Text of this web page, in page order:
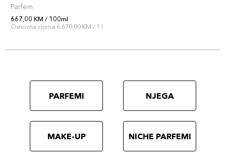
Parfem
667,00 KM / 100ml
Osnovna cijena 6.670,00 KM / 1 l
PARFEMI NJEGA
MAKE-UP NICHE PARFEMI